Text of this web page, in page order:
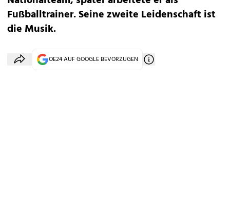
Fußballtrainer. Seine zweite Leidenschaft ist
die Musik.
OE24 AUF GOOGLE BEVORZUGEN